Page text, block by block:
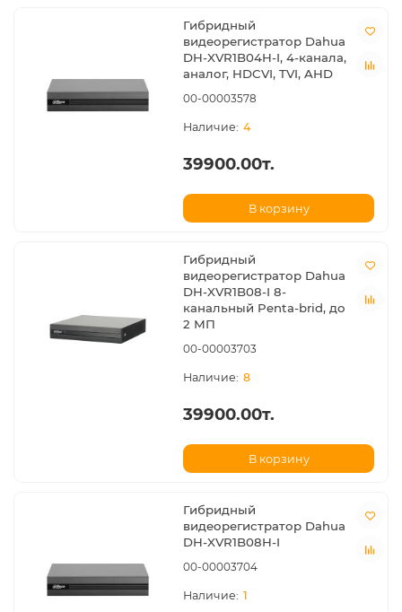
Гибридный
видеорегистратор Dahua
DH-XVR1B04H-I, 4-канала,
аналог, HDCVI, TVI, AHD
00-00003578
4
39900.00т.
В корзину
Гибридный
видеорегистратор Dahua
DH-XVR1B08-I 8-
канальный Penta-brid, до
2 МП
00-00003703
8
39900.00т.
В корзину
Гибридный
видеорегистратор Dahua
DH-XVR1B08H-I
00-00003704
1